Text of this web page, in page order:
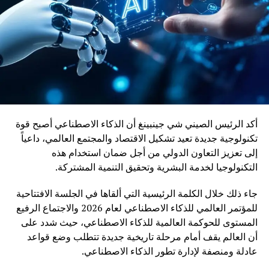
وربط مختلف جهات المملكة
أكد الرئيس الصيني شي جينبينغ أن الذكاء الاصطناعي أصبح قوة
تكنولوجية جديدة تعيد تشكيل الاقتصاد والمجتمع العالمي، داعياً
إلى تعزيز التعاون الدولي من أجل ضمان استخدام هذه
التكنولوجيا لخدمة البشرية وتحقيق التنمية المشتركة.
جاء ذلك خلال الكلمة الرئيسية التي ألقاها في الجلسة الافتتاحية
للمؤتمر العالمي للذكاء الاصطناعي لعام 2026 والاجتماع الرفيع
المستوى للحوكمة العالمية للذكاء الاصطناعي، حيث شدد على
أن العالم يقف أمام مرحلة تاريخية جديدة تتطلب وضع قواعد
عادلة ومنصفة لإدارة تطور الذكاء الاصطناعي.